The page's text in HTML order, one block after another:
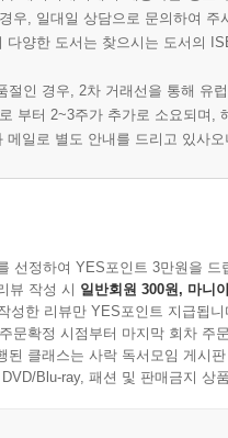
우, 일대일 상담으로 문의하여 주
다양한 도서는 찾으시는 도서의
절인 경우, 2차 거래선을 통해 유
부터 2~3주가 추가로 소요되며,
메일로 별도 안내를 드리고 있사
선정하여 YES포인트 3만원을 드
뷰 작성 시 일반회원 300원, 마니
성한 리뷰만 YES포인트 지급됩니
문확정 시점부터 마지막 회차 주
된 클래스는 사락 독서모임 게시
Blu-ray, 패션 및 판매금지 상